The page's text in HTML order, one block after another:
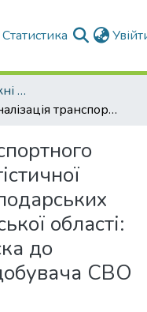
Статистика
Кваліфікаційні випускні роботи бакалаврів і магістрів
Раціоналізація транспортного процесу в межах логістичної системи сільськогосподарських підприємств Херсонської області: пояснювальна записка до дипломної роботи здобувача СВО Магістр
області:
до
СВО